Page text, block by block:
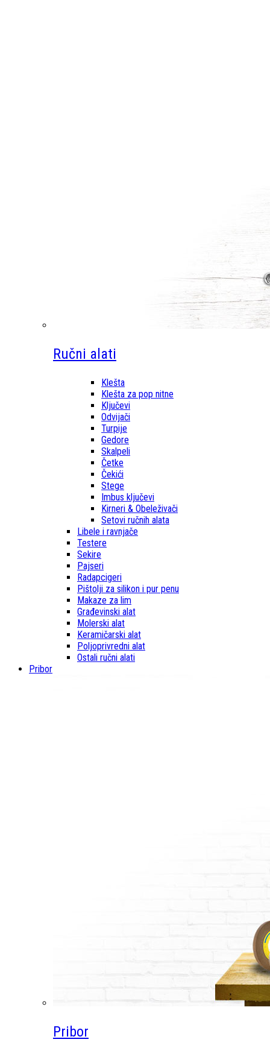
Ručni alati
Klešta
Klešta za pop nitne
Ključevi
Odvijači
Turpije
Gedore
Skalpeli
Četke
Čekići
Stege
Imbus ključevi
Kirneri & Obeleživači
Setovi ručnih alata
Libele i ravnjače
Testere
Sekire
Pajseri
Radapcigeri
Pištolji za silikon i pur penu
Makaze za lim
Građevinski alat
Molerski alat
Keramičarski alat
Poljoprivredni alat
Ostali ručni alati
Pribor
Pribor